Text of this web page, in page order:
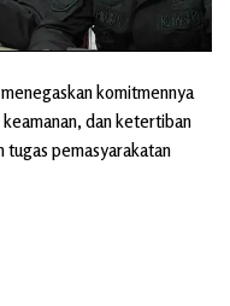
komitmennya
dan ketertiban
tugas pemasyarakatan